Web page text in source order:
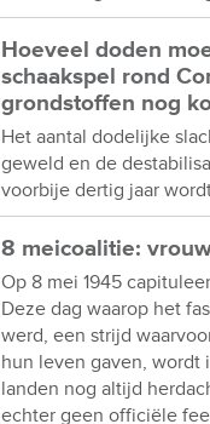
Hoeveel doden
schaakspel rond
grondstoffen nog
Het aantal dodelijke
geweld en de
voorbije dertig jaar
8 meicoalitie:
Op 8 mei 1945
Deze dag waarop het
werd, een strijd
hun leven gaven, wordt
landen nog altijd
echter geen officiële